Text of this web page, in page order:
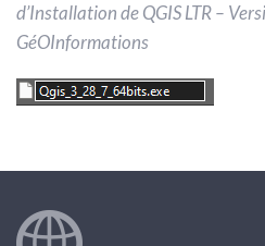
d’Installation de QGIS LTR –
GéOInformations